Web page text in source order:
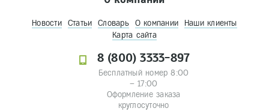
Новости Статьи Словарь О компании
Наши клиенты
Карта сайта
8 (800) 3333-897
Бесплатный номер 8:00
– 17:00
Оформление заказа
круглосуточно